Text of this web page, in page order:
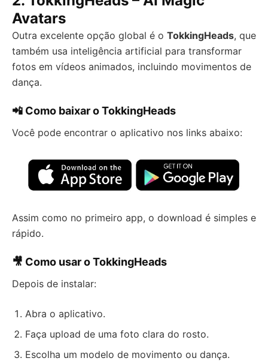
Avatars
Outra excelente opção global é o TokkingHeads, que
também usa inteligência artificial para transformar
fotos em vídeos animados, incluindo movimentos de
dança.
📲 Como baixar o TokkingHeads
Você pode encontrar o aplicativo nos links abaixo:
Assim como no primeiro app, o download é simples e
rápido.
🎥 Como usar o TokkingHeads
Depois de instalar:
Abra o aplicativo.
Faça upload de uma foto clara do rosto.
Escolha um modelo de movimento ou dança.